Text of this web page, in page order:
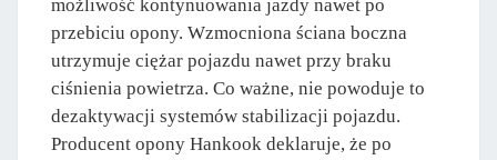
możliwość kontynuowania jazdy nawet po
przebiciu opony. Wzmocniona ściana boczna
utrzymuje ciężar pojazdu nawet przy braku
ciśnienia powietrza. Co ważne, nie powoduje to
dezaktywacji systemów stabilizacji pojazdu.
Producent opony Hankook deklaruje, że po